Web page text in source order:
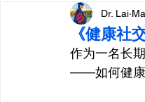
《健康社
Dr. Lai
作为一名长
——如何健康